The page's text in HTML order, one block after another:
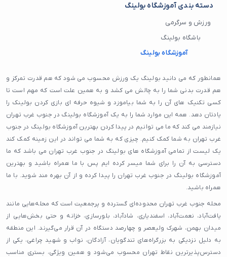
دسته بندی آموزشگاه بولینگ
ورزش و سرگرمی
باشگاه بولینگ
آموزشگاه بولینگ
همانطور که می دانید بولینگ یک ورزش محسوب می شود که هم قدرت تمرکز و
هم قدرت بدنی شما را به چالش می کشد و به همین علت است که مهم است تا
کسی تکنیک های آن را به شما بیاموزد و شیوه حرفه ای بازی کردن بولینک را
یادتان دهد. همه این موارد شما را به یک آموزشگاه بولینگ در جنوب غرب تهران
نیازمند می کند که ما می توانیم در پیدا کردن بهترین آموزشگاه بولینگ در جنوب
غرب تهران به شما کمک کنیم. چیزی که به شما می تواند در این زمینه کمک کند
یک لیست از تمامی آموزشگاه های بولینگ در جنوب غرب تهران می باشد که ما
دسترسی به آن را برای شما میسر کرده ایم پس با ما همراه باشید و بهترین
آموزشگاه بولینگ در جنوب غرب تهران را پیدا کرده و از آن بهره مند شوید. با ما
همراه باشید.
محله جنوب غرب تهران محدوده‌ای گسترده و پرجمعیت است که محله‌هایی مانند
یافت‌آباد، نعمت‌آباد، اسفندیاری، شادآباد، بلورسازی، خزانه و حتی بخش‌هایی از
میدان بهمن، شهرک ولیعصر و چهارصد دستگاه در آن قرار می‌گیرند. این منطقه
به دلیل نزدیکی به بزرگراه‌های تندگویان، آزادگان، نواب و شهید چراغی، یکی از
دسترس‌پذیرترین نقاط تهران محسوب می‌شود و همین ویژگی، بستری مناسب